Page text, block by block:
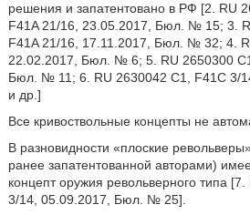
решения и запатентовано в РФ [2. RU
F41A 21/16, 23.05.2017, Бюл. № 15; 3.
F41A 21/16, 17.11.2017, Бюл. № 32; 4.
22.02.2017, Бюл. № 6; 5. RU 2650300
Бюл. № 11; 6. RU 2630042 С1, F41C 3/
и др.]
Все кривоствольные концепты не
В разновидности «плоские
ранее запатентованной авторами)
концепт оружия револьверного типа
3/14, 05.09.2017, Бюл. № 25].